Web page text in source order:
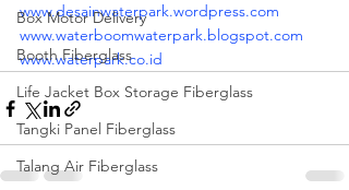
Box Motor Delivery
Booth Fiberglass
Life Jacket Box Storage Fiberglass
Tangki Panel Fiberglass
Talang Air Fiberglass
www.desainwaterpark.wordpress.com
www.waterboomwaterpark.blogspot.com
www.waterpark.co.id